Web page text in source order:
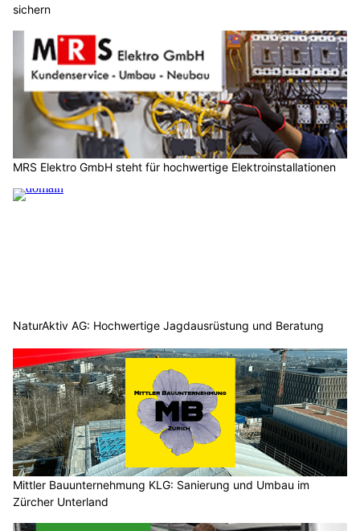
sichern
MRS Elektro GmbH steht für hochwertige Elektroinstallationen
NaturAktiv AG: Hochwertige Jagdausrüstung und Beratung
Mittler Bauunternehmung KLG: Sanierung und Umbau im
Zürcher Unterland